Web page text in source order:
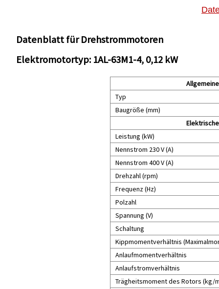
Datenblatt für Drehstrommotoren
Elektromotortyp: 1AL-63M1-4, 0,12 kW
Typ
Baugröße (mm)
Leistung (kW)
Nennstrom 230 V (A)
Nennstrom 400 V (A)
Drehzahl (rpm)
Frequenz (Hz)
Polzahl
Spannung (V)
Schaltung
Kippmomentverhältnis
Anlaufmomentverhältnis
Anlaufstromverhältnis
Trägheitsmoment des Rotors (kg/